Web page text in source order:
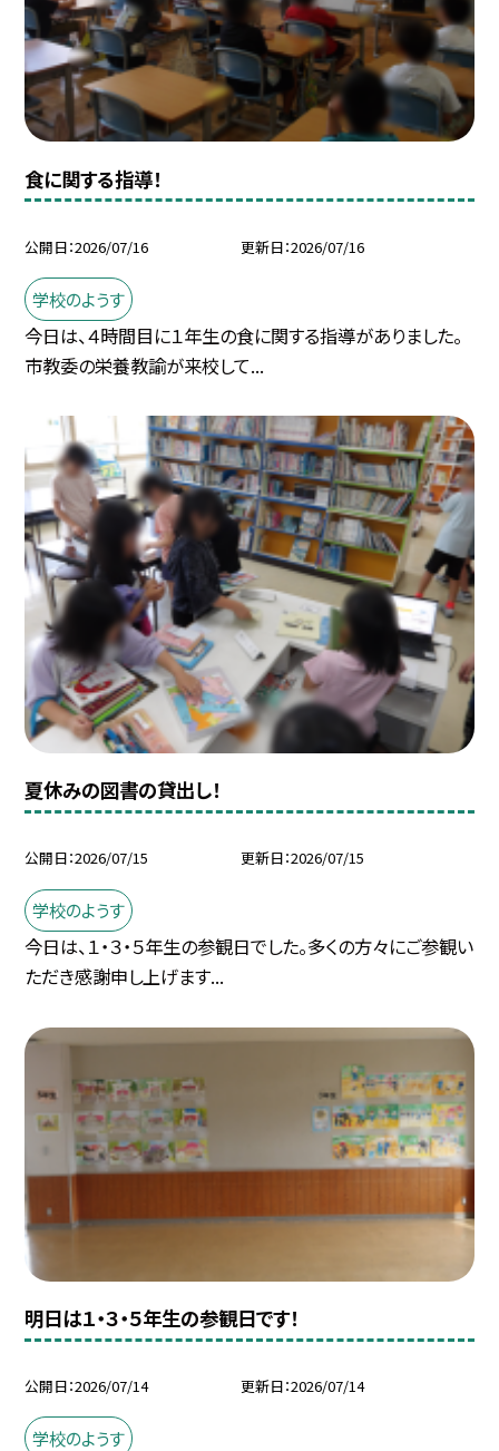
食に関する指導！
公開日 2026/07/16 更新日 2026/07/16
学校のようす
今日は、４時間目に１年生の食に関する指導がありました。
市教委の栄養教諭が来校して...
夏休みの図書の貸出し！
公開日 2026/07/15 更新日 2026/07/15
学校のようす
今日は、１・３・５年生の参観日でした。多くの方々にご参観い
ただき感謝申し上げます...
明日は１・３・５年生の参観日です！
公開日 2026/07/14 更新日 2026/07/14
学校のようす